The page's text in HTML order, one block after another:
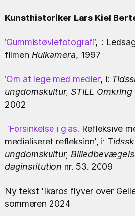
Kunsthistoriker Lars Kiel
’Gummistøvlefotografi’, i:
filmen Hulkamera, 1997
’Om at lege med medier’, i:
ungdomskultur, STILL
2002
'Forsinkelse i glas. Refleksive
medialiseret refleksion', i: T
ungdomskultur,
daginstitution nr. 53. 2009
Ny tekst 'Ikaros flyver over
sommeren 2024